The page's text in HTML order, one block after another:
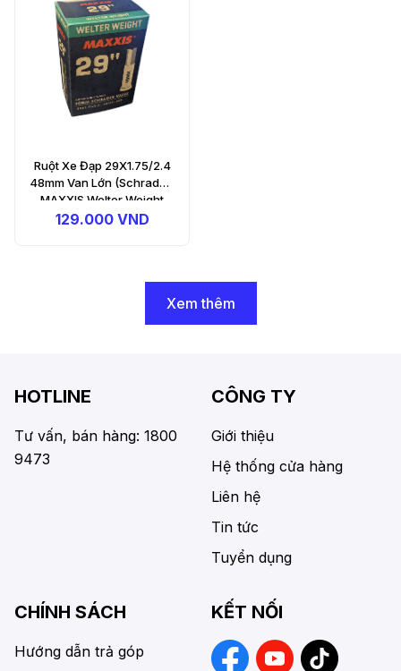
Ruột Xe Đạp 29X1.75/2.4
48mm Van Lớn (Schrader)
MAXXIS Welter Weight
Bicycle Tube
129.000 VND
Xem thêm
HOTLINE
Tư vấn, bán hàng: 1800
9473
CÔNG TY
Giới thiệu
Hệ thống cửa hàng
Liên hệ
Tin tức
Tuyển dụng
CHÍNH SÁCH
Hướng dẫn trả góp
KẾT NỐI